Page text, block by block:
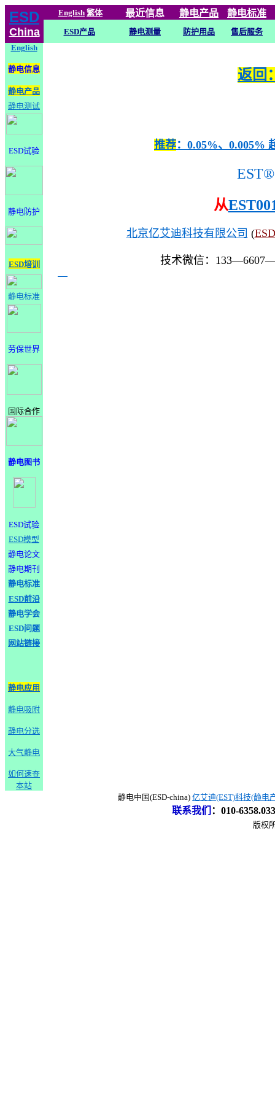
ESD
China
English 繁体 最近信息 静电产品 静电标准
ESD产品 静电测量 防护用品
售后服务
English
静电信息
静电产品
静电测试
ESD试验
静电防护
ESD培训
静电标准
劳保世界
国际合作
静电图书
ESD试验
ESD模型
静电论文
静电期刊
静电标准
ESD前沿
静电学会
ESD问题
网站链接
静电应用
静电吸附
静电分选
大气静电
如何速查
本站
返回
推荐：0.05%、0.005%
EST®
从
北京亿艾迪科技有限公司 (
技术微信：
静电中国(ESD-china) 亿艾迪(EST)科技(静电
联系我们 ： 010-
版权